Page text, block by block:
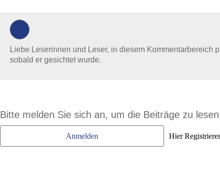
Liebe Leserinnen und Leser, in diesem Kommentarbereich
sobald er gesichtet wurde.
Bitte melden Sie sich an, um die Beiträge zu
Anmelden Hier